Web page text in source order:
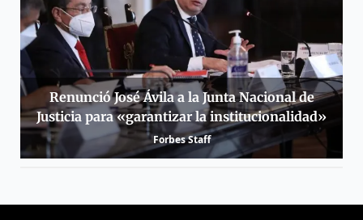
Renunció José Ávila a la Junta Nacional de
Justicia para «garantizar la institucionalidad»
Forbes Staff